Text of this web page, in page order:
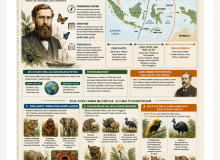
Astra Motor Kalimantan Timur 2 Dukung
Mahasiswa Samarinda dalam Astra
Honda SDGs Future Leaders 2026
Jumat, 10 Jul 2026 19:01